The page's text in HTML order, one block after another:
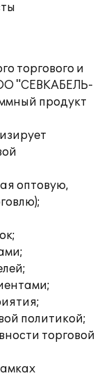
торгового и
"СЕВКАБЕЛЬ-
продукт
оптовую,
политикой;
торговой